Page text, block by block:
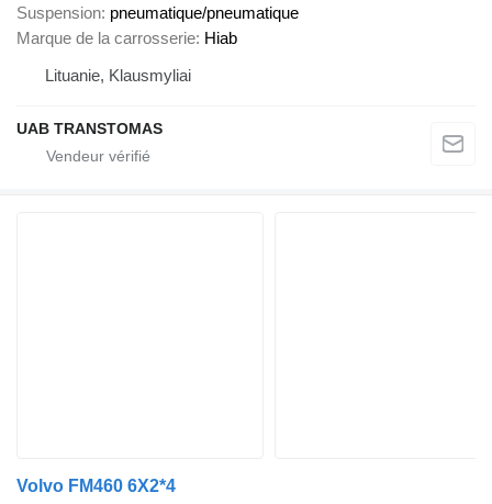
Suspension pneumatique/pneumatique
Marque de la carrosserie Hiab
Lituanie, Klausmyliai
UAB TRANSTOMAS
Volvo FM460 6X2*4